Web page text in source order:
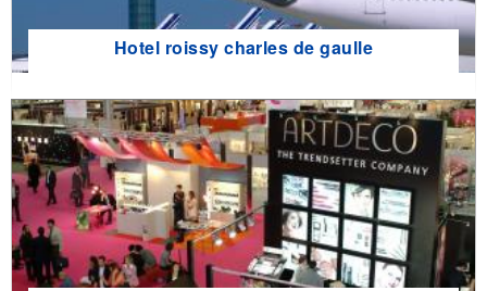
Hotel roissy charles de gaulle